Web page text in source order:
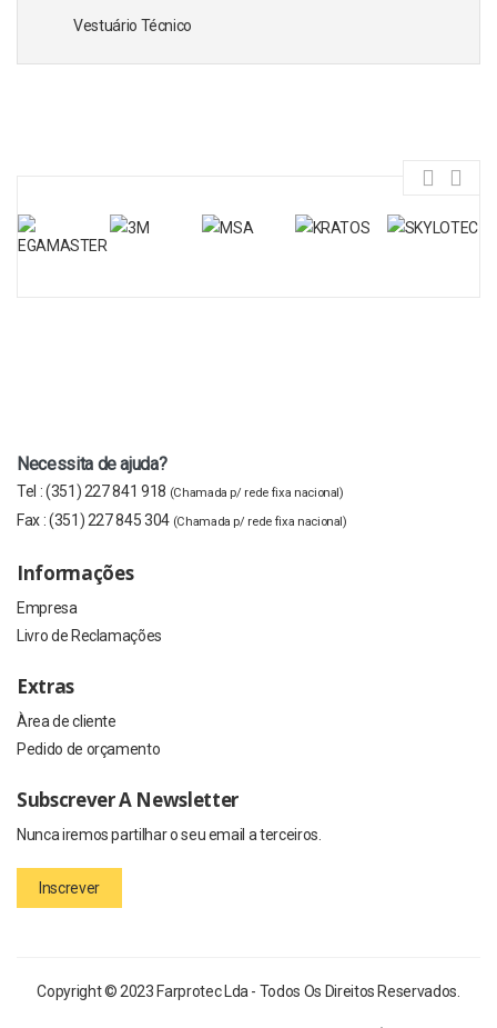
Vestuário Técnico
Necessita de ajuda?
Tel :(351) 227 841 918 (Chamada p/ rede fixa nacional)
Fax :(351) 227 845 304 (Chamada p/ rede fixa nacional)
Informações
Empresa
Livro de Reclamações
Extras
Àrea de cliente
Pedido de orçamento
Subscrever A Newsletter
Nunca iremos partilhar o seu email a terceiros.
Inscrever
Copyright © 2023 Farprotec Lda - Todos Os Direitos Reservados.